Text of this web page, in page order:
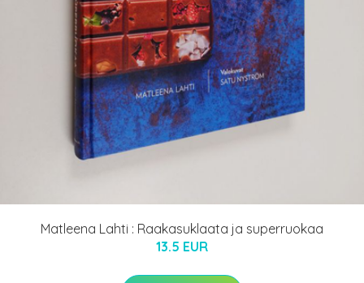
Matleena Lahti : Raakasuklaata ja superruokaa
13.5 EUR